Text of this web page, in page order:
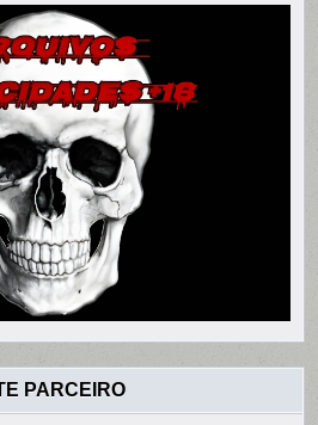
PARCEIRO